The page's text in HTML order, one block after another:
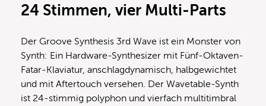
24 Stimmen, vier Multi-Parts
Der Groove Synthesis 3rd Wave ist ein Monster von
Synth: Ein Hardware-Synthesizer mit Fünf-Oktaven-
Fatar-Klaviatur, anschlagdynamisch, halbgewichtet
und mit Aftertouch versehen. Der Wavetable-Synth
ist 24-stimmig polyphon und vierfach multitimbral